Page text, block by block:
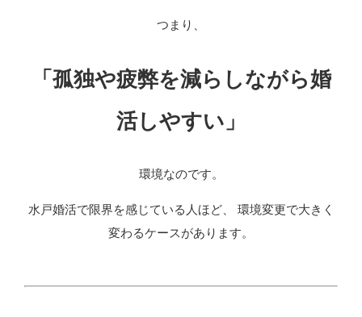
つまり、
「孤独や疲弊を減らしながら婚
活しやすい」
環境なのです。
水戸婚活で限界を感じている人ほど、 環境変更で大きく
変わるケースがあります。